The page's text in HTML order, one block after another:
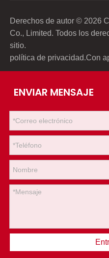
Derechos de autor © 2026
Co., Limited. Todos los
sitio.
política de privacidad.Con
ENVIAR MENSAJE